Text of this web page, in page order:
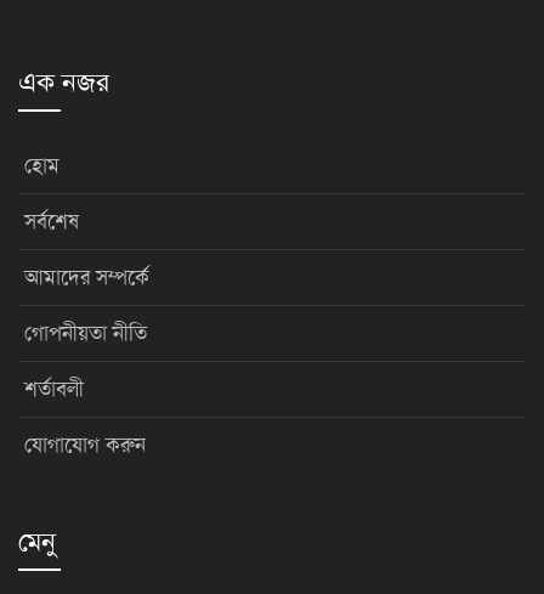
এক নজর
হোম
সর্বশেষ
আমাদের সম্পর্কে
গোপনীয়তা নীতি
শর্তাবলী
যোগাযোগ করুন
মেনু